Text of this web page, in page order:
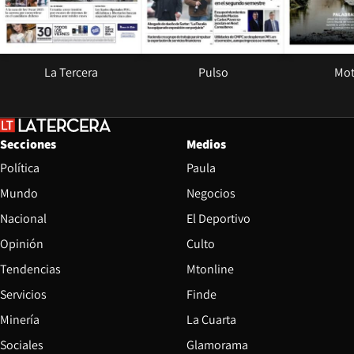
La Tercera Pulso
Secciones
Política
Mundo
Nacional
Opinión
Tendencias
Servicios
Minería
Sociales
Medios
Paula
Negocios
El Deportivo
Culto
Mtonline
Finde
La Cuarta
Glamorama